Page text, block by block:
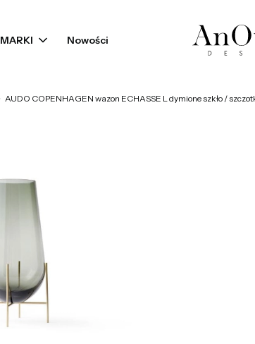
MARKI Nowości
AUDO COPENHAGEN wazon ECHASSE L dymione szkło /